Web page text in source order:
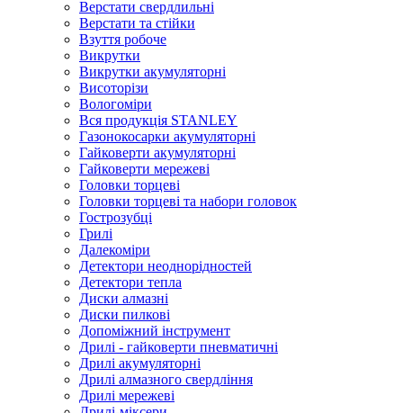
Верстати свердлильні
Верстати та стійки
Взуття робоче
Викрутки
Викрутки акумуляторні
Висоторізи
Вологоміри
Вся продукція STANLEY
Газонокосарки акумуляторні
Гайковерти акумуляторні
Гайковерти мережеві
Головки торцеві
Головки торцеві та набори головок
Гострозубці
Грилі
Далекоміри
Детектори неоднорідностей
Детектори тепла
Диски алмазні
Диски пилкові
Допоміжний інструмент
Дрилі - гайковерти пневматичні
Дрилі акумуляторні
Дрилі алмазного свердління
Дрилі мережеві